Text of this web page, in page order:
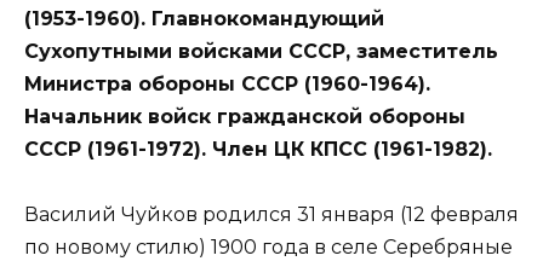
(1953-1960). Главнокомандующий
Сухопутными войсками СССР, заместитель
Министра обороны СССР (1960-1964).
Начальник войск гражданской обороны
СССР (1961-1972). Член ЦК КПСС (1961-1982).
Василий Чуйков родился 31 января (12 февраля
по новому стилю) 1900 года в селе Серебряные